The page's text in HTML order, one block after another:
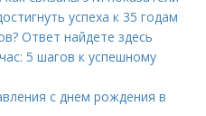
успеха к 35 годам
Ответ найдете здесь
5 шагов к успешному
с днем рождения в